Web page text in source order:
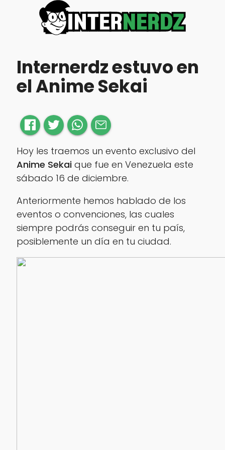
Internerdz estuvo en
el Anime Sekai
Hoy les traemos un evento exclusivo del
Anime Sekai que fue en Venezuela este
sábado 16 de diciembre.
Anteriormente hemos hablado de los
eventos o convenciones, las cuales
siempre podrás conseguir en tu país,
posiblemente un día en tu ciudad.